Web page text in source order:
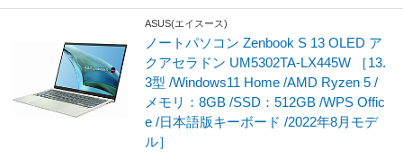
ASUS(エイスース)
ノートパソコン Zenbook S 13 OLED ア
クアセラドン UM5302TA-LX445W ［13.
3型 /Windows11 Home /AMD Ryzen 5 /
メモリ：8GB /SSD：512GB /WPS Offic
e /日本語版キーボード /2022年8月モデ
ル］